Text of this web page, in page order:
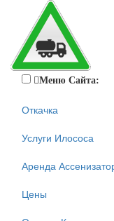
Меню Сайта:
Откачка
Услуги Илососа
Аренда
Цены